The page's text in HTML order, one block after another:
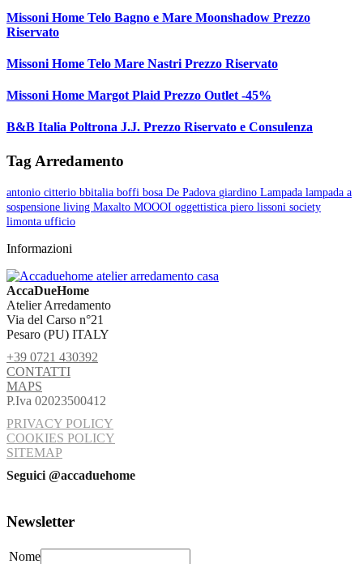
Missoni Home Telo Bagno e Mare Moonshadow Prezzo
Riservato
Missoni Home Telo Mare Nastri Prezzo Riservato
Missoni Home Margot Plaid Prezzo Outlet -45%
B&B Italia Poltrona J.J. Prezzo Riservato e Consulenza
Tag Arredamento
antonio citterio bbitalia boffi bosa De Padova giardino Lampada lampada a
sospensione living Maxalto MOOOI oggettistica piero lissoni society
limonta ufficio
Informazioni
AccaDueHome
Atelier Arredamento
Via del Carso n°21
Pesaro (PU) ITALY
+39 0721 430392
CONTATTI
MAPS
P.Iva 02023500412
PRIVACY POLICY
COOKIES POLICY
SITEMAP
Seguici @accaduehome
Newsletter
Nome